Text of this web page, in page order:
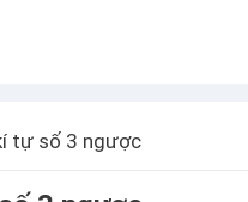
tự số 3 ngược